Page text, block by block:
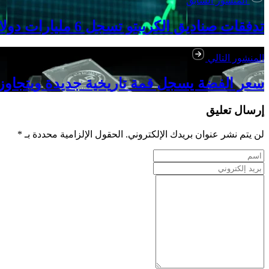
تدفقات صناديق الكريبتو تسجل 6 مليارات دولار بدعم مؤسسي
المنشور التالي
سعر الفضة يسجل قمة تاريخية جديدة ويتجاوز 51
إرسال تعليق
لن يتم نشر عنوان بريدك الإلكتروني. الحقول الإلزامية محددة بـ *